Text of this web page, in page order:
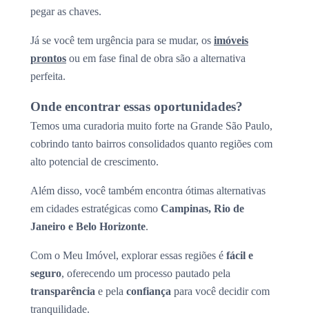
pegar as chaves.
Já se você tem urgência para se mudar, os imóveis
prontos ou em fase final de obra são a alternativa
perfeita.
Onde encontrar essas oportunidades?
Temos uma curadoria muito forte na Grande São Paulo,
cobrindo tanto bairros consolidados quanto regiões com
alto potencial de crescimento.
Além disso, você também encontra ótimas alternativas
em cidades estratégicas como Campinas, Rio de
Janeiro e Belo Horizonte.
Com o Meu Imóvel, explorar essas regiões é fácil e
seguro, oferecendo um processo pautado pela
transparência e pela confiança para você decidir com
tranquilidade.